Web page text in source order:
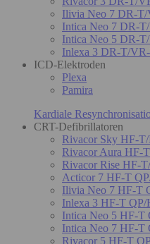
Ilivia Neo 7 DR-
Intica Neo 7 DR-
Intica Neo 5 DR-
Inlexa 3 DR-T/
ICD-Elektroden
Plexa
Pamira
Kardiale
CRT-Defibrillatoren
Rivacor Sky HF-
Rivacor Aura HF-
Rivacor Rise HF-
Acticor 7 HF-T
Ilivia Neo 7 HF-T
Inlexa 3 HF-T
Intica Neo 5 HF-T
Intica Neo 7 HF-T
Rivacor 5 HF-T